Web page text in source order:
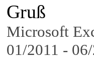
Gruß
Microsoft
01/2011 -